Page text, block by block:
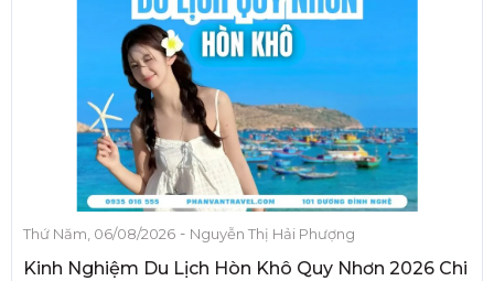
Thứ Năm, 06/08/2026 - Nguyễn Thị Hải Phượng
Kinh Nghiệm Du Lịch Hòn Khô Quy Nhơn 2026 Chi